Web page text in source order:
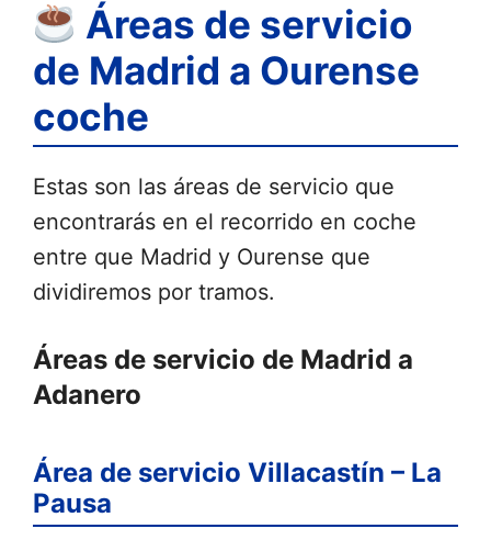
Áreas de servicio
de Madrid a Ourense
coche
Estas son las áreas de servicio que
encontrarás en el recorrido en coche
entre que Madrid y Ourense que
dividiremos por tramos.
Áreas de servicio de Madrid a
Adanero
Área de servicio Villacastín – La
Pausa